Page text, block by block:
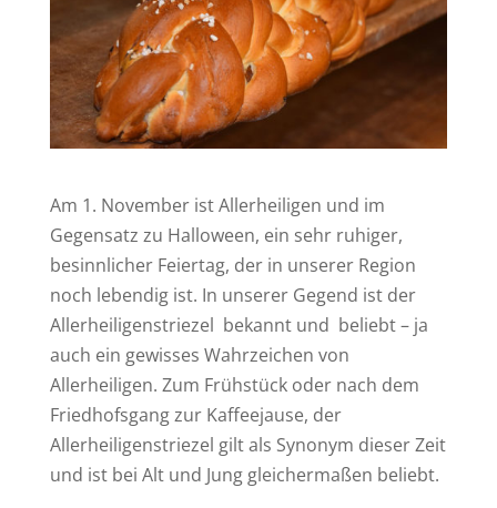
Am 1. November ist Allerheiligen und im
Gegensatz zu Halloween, ein sehr ruhiger,
besinnlicher Feiertag, der in unserer Region
noch lebendig ist. In unserer Gegend ist der
Allerheiligenstriezel bekannt und beliebt – ja
auch ein gewisses Wahrzeichen von
Allerheiligen. Zum Frühstück oder nach dem
Friedhofsgang zur Kaffeejause, der
Allerheiligenstriezel gilt als Synonym dieser Zeit
und ist bei Alt und Jung gleichermaßen beliebt.